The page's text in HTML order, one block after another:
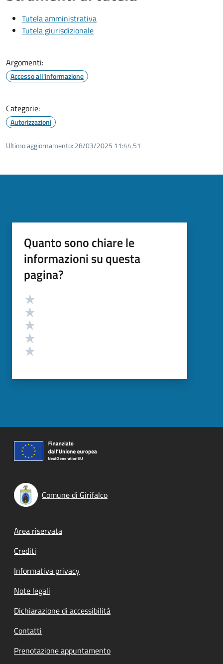
Tutela amministrativa
Tutela giurisdizionale
Argomenti:
Accesso all'informazione
Categorie:
Autorizzazioni
Ultimo aggiornamento: 28/03/2025 11:44.51
Quanto sono chiare le
informazioni su questa
pagina?
Valutazione
Comune di Girifalco
Footer menu
Area riservata
Crediti
Informativa privacy
Note legali
Dichiarazione di accessibilità
Contatti
Prenotazione appuntamento